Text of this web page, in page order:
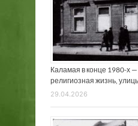
Каламая в конце 1980-х
религиозная жизнь,
29.04.2026